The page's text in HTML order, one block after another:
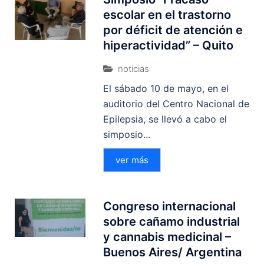
escolar en el trastorno
por déficit de atención e
hiperactividad” – Quito
noticias
El sábado 10 de mayo, en el
auditorio del Centro Nacional de
Epilepsia, se llevó a cabo el
simposio...
ver más
Congreso internacional
sobre cañamo industrial
y cannabis medicinal –
Buenos Aires/ Argentina